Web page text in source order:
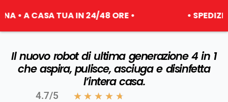
TUA IN 24/48 ORE • • SPEDIZIONE
Il nuovo robot di ultima generazione 4 in 1
che aspira, pulisce, asciuga e disinfetta
l’intera casa.
4.7/5 ★ ★ ★ ★ ★